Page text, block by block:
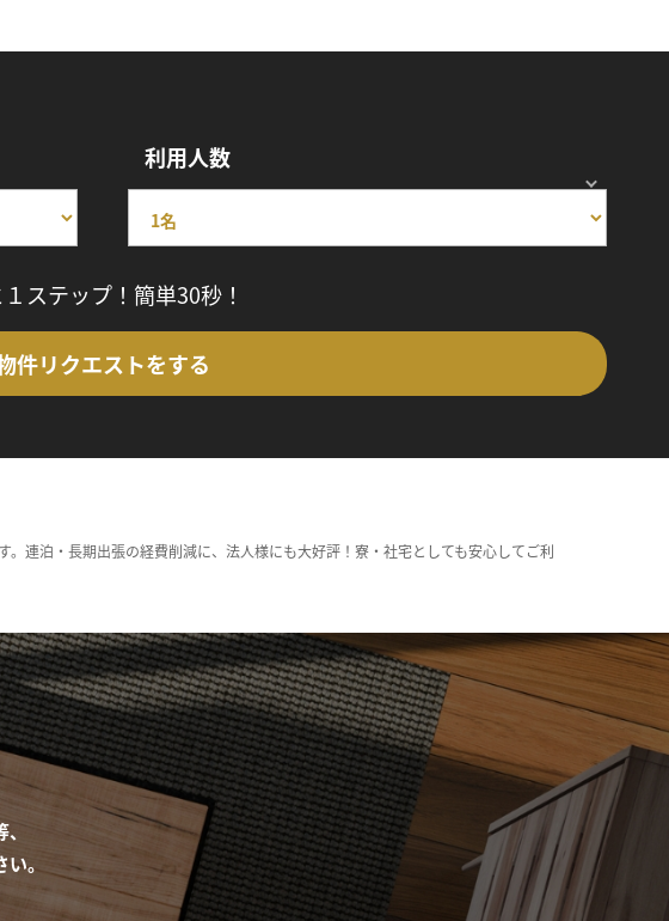
利用人数
ステップ！簡単30秒！
件リクエストをする
連泊・長期出張の経費削減に、法人様にも大好評！寮・社宅としても安心してご利
。